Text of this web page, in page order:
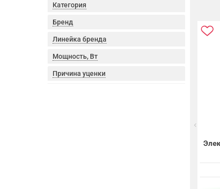
Категория
Бренд
Линейка бренда
Мощность, Вт
Причина уценки